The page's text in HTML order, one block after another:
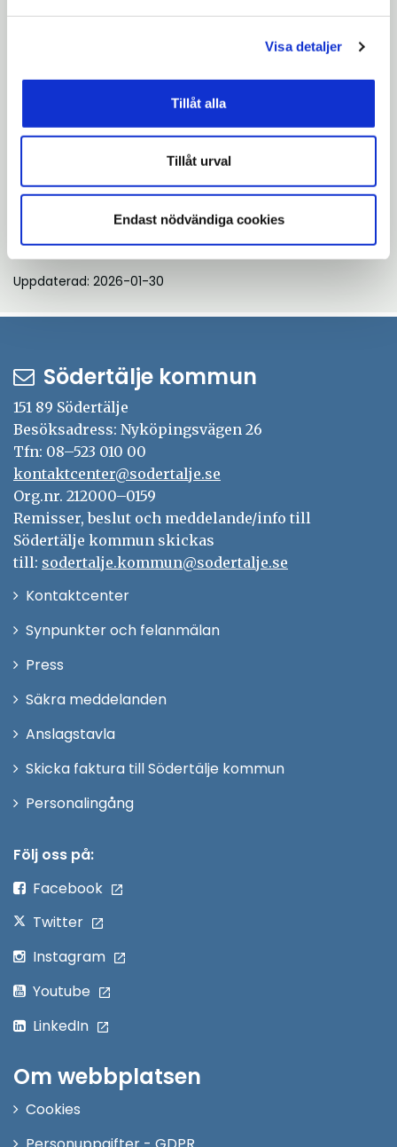
Visa detaljer
Tillåt alla
Tillåt urval
Endast nödvändiga cookies
Här kan du njuta av en picknik vid bänkar
och bord eller sätta dig vid amfiteatern och
Mälaren.
Läs mer:
Södertälje kommuns sida
Trafikverkets sida om projektet
Uppdaterad: 2026-01-30
Södertälje kommun
151 89 Södertälje
Besöksadress: Nyköpingsvägen 26
Tfn: 08–523 010 00
kontaktcenter@sodertalje.se
Org.nr. 212000–0159
Remisser, beslut och meddelande/info till
Södertälje kommun skickas
till: sodertalje.kommun@sodertalje.se
KontaktcenterÖppna
Synpunkter och felanmälan
Press
fönster
Säkra meddelanden
Anslagstavla
Skicka faktura till Södertälje kommun
PersonalingångÖppna
Följ oss på:
Facebook
Twitter
Instagram
Youtube
LinkedIn
Om webbplatsen
Cookies